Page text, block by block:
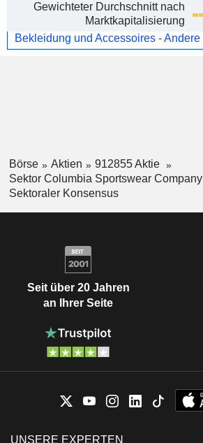
Gewichteter Durchschnitt nach
Marktkapitalisierung
Bekleidung und Accessoires - Andere
Börse Aktien
912855 Aktie
Sektor Columbia Sportswear Company
Sektoraler Konsensus
Seit über 20 Jahren
an Ihrer Seite
UNSERE EXPERTEN